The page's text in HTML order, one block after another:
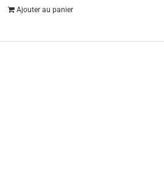
Ajouter au panier